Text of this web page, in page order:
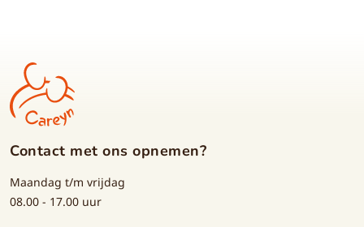
Contact met ons opnemen?
Maandag t/m vrijdag
08.00 - 17.00 uur